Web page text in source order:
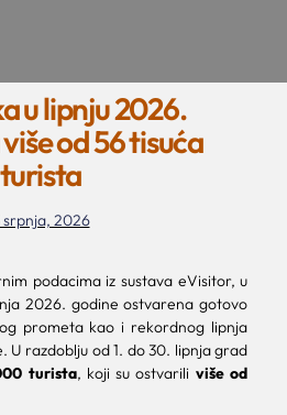
u lipnju 2026.
od 56 tisuća
turista
srpnja, 2026
podacima iz sustava eVisitor, u
2026. godine ostvarena gotovo
prometa kao i rekordnog lipnja
U razdoblju od 1. do 30. lipnja grad
turista, koji su ostvarili više od